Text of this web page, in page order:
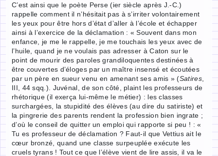
C’est ainsi que le poète Perse (ier siècle après J.-C.)
rappelle comment il n’hésitait pas à s’irriter volontairement
les yeux pour être hors d’état d’aller à l’école et échapper
ainsi à l’exercice de la déclamation : « Souvent dans mon
enfance, je me le rappelle, je me touchais les yeux avec de
l’huile, quand je ne voulais pas adresser à Caton sur le
point de mourir des paroles grandiloquentes destinées à
être couvertes d’éloges par un maître insensé et écoutées
par un père en sueur venu en amenant ses amis » (Satires,
III, 44 sqq.). Juvénal, de son côté, plaint les professeurs de
rhétorique (il exerça lui-même le métier) : les classes
surchargées, la stupidité des élèves (au dire du satiriste) et
la pingrerie des parents rendent la profession bien ingrate ;
d’où le conseil de quitter un emploi qui rapporte si peu ! : «
Tu es professeur de déclamation ? Faut-il que Vettius ait le
cœur bronzé, quand une classe surpeuplée exécute les
cruels tyrans ! Tout ce que l’élève vient de lire assis, il va le